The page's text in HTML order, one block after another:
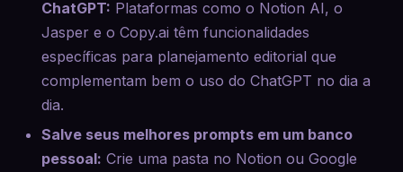
ChatGPT: Plataformas como o Notion AI, o
Jasper e o Copy.ai têm funcionalidades
específicas para planejamento editorial que
complementam bem o uso do ChatGPT no dia a
dia.
Salve seus melhores prompts em um banco
pessoal: Crie uma pasta no Notion ou Google